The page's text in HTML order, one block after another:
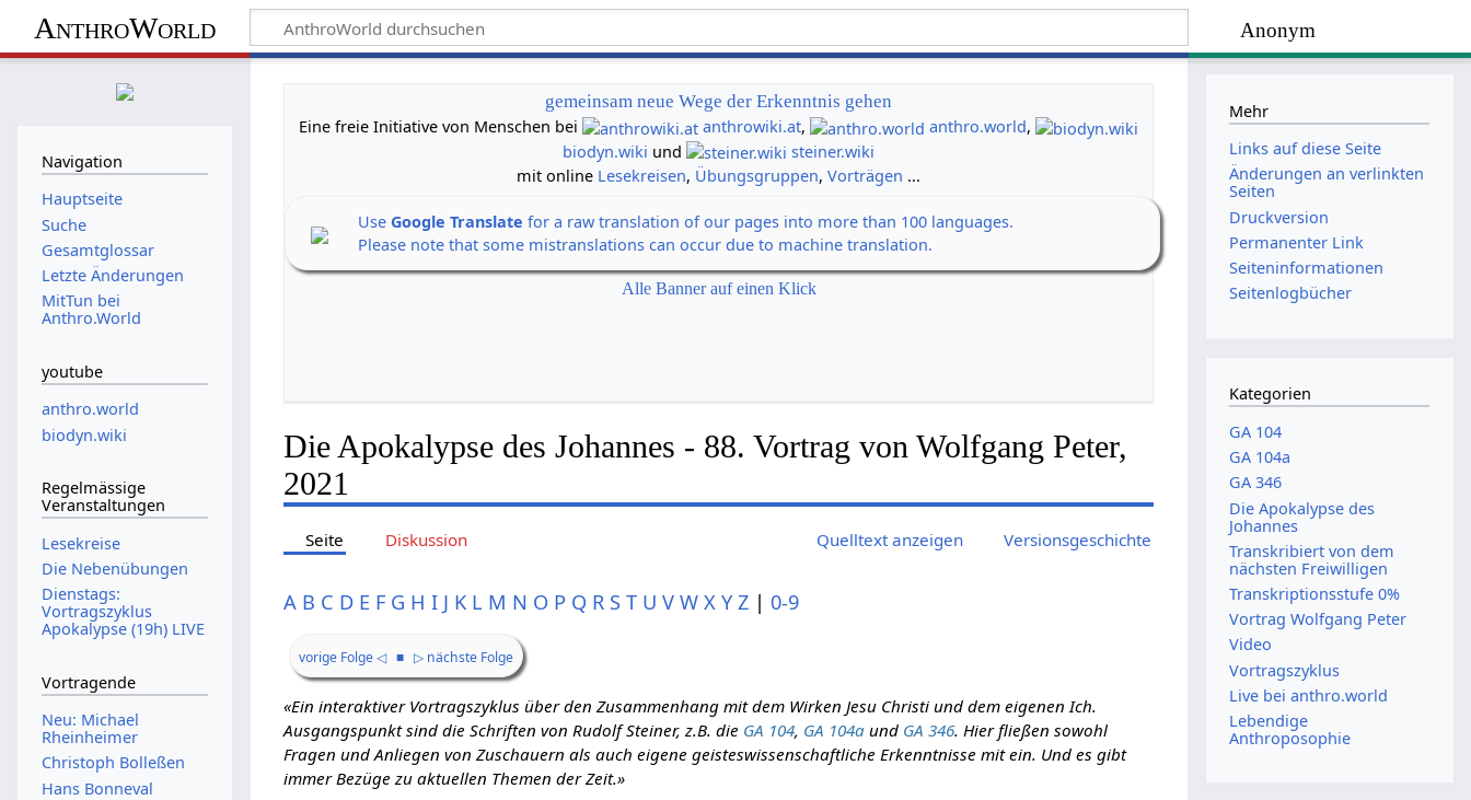
Anonym
AnthroWorld
gemeinsam neue Wege der Erkenntnis gehen
Eine freie Initiative von Menschen bei
anthrowiki.at, anthro.world,
biodyn.wiki und
steiner.wiki
mit online Lesekreisen, Übungsgruppen,Vorträgen ...
UseGoogle Translate for a raw translation of our pages into more than 100 languages.
Please note that some mistranslations can occur due to machine translation.
Alle Banner auf einen Klick
Die Apokalypse des Johannes - 88. Vortrag von Wolfgang Peter,
2021
Seite Diskussion Quelltext anzeigen Versionsgeschichte
A B C D E F G H I J K L M N O P Q R S T U V W X Y Z | 0-9
vorige Folge ◁ ■ ▷ nächste Folge
«Ein interaktiver Vortragszyklus über den Zusammenhang mit dem Wirken Jesu Christi und dem eigenen Ich.
Ausgangspunkt sind die Schriften von Rudolf Steiner, z.B. die GA 104, GA 104a und GA 346. Hier fließen sowohl
Fragen und Anliegen von Zuschauern als auch eigene geisteswissenschaftliche Erkenntnisse mit ein. Und es gibt
immer Bezüge zu aktuellen Themen der Zeit.»
Navigation
Hauptseite
Suche
Gesamtglossar
Letzte Änderungen
MitTun bei
Anthro.World
youtube
anthro.world
biodyn.wiki
Regelmässige
Veranstaltungen
Lesekreise
Die Nebenübungen
Dienstags:
Vortragszyklus
Apokalypse (19h) LIVE
Vortragende
Neu: Michael
Rheinheimer
Christoph Bolleßen
Hans Bonneval
Mehr
Links auf diese Seite
Änderungen an verlinkten
Seiten
Druckversion
Permanenter Link
Seiten­­informationen
Seitenlogbücher
Kategorien
GA 104
GA 104a
GA 346
Die Apokalypse des
Johannes
Transkribiert von dem
nächsten Freiwilligen
Transkriptionsstufe 0%
Vortrag Wolfgang Peter
Video
Vortragszyklus
Live bei anthro.world
Lebendige
Anthroposophie